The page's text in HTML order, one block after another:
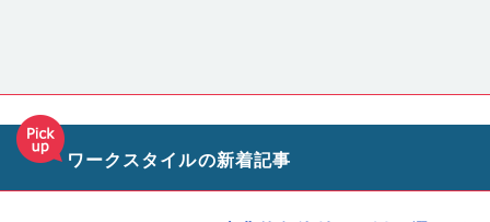
ワークスタイルの新着記事